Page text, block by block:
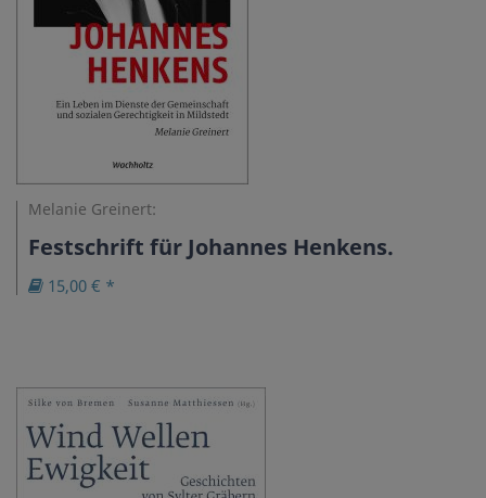
Melanie Greinert:
Festschrift für Johannes Henkens.
15,00 € *